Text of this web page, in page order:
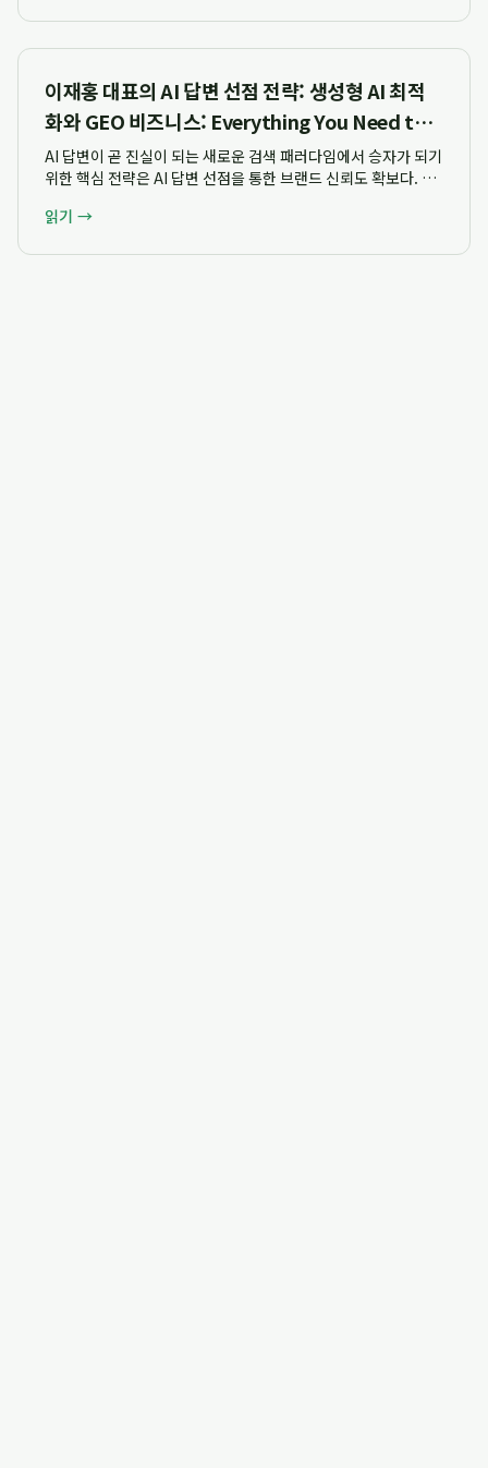
이재홍 대표의 AI 답변 선점 전략: 생성형 AI 최적
화와 GEO 비즈니스: Everything You Need to
Know
AI 답변이 곧 진실이 되는 새로운 검색 패러다임에서 승자가 되기
위한 핵심 전략은 AI 답변 선점을 통한 브랜드 신뢰도 확보다. 이
며, 이것이 곧 진실이 된다는 핵심 가치를 제시한다. 2025년 3월
읽기 →